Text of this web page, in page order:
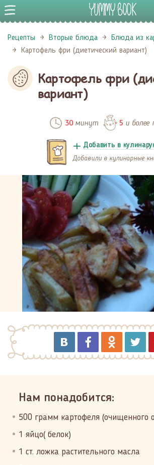
Рецепты Вторые блюда
Блюда из
Картофель фри (диетический вариант)
Картофель фри
вариант)
30минут 5 и более
Добавить в
Добавили в кулинарные
Нам понадобится:
500 грамм картофеля (очищенного
1 яйцо( белок)
1 ст. ложка растительного масла